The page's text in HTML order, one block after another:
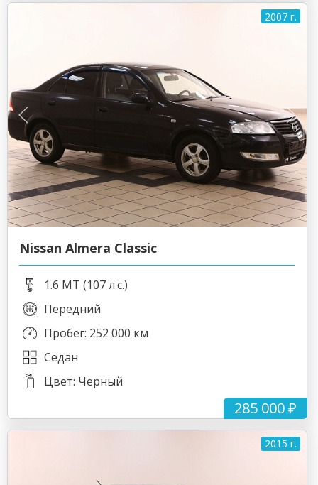
2007 г.
285 000 ₽
Nissan Almera Classic
1.6 MT (107 л.с.)
Передний
Пробег: 252 000 км
Седан
Цвет: Черный
2015 г.